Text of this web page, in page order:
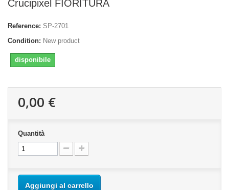
Crucipixel FIORITURA
Reference: SP-2701
Condition: New product
disponibile
0,00 €
Quantità
Aggiungi al carrello